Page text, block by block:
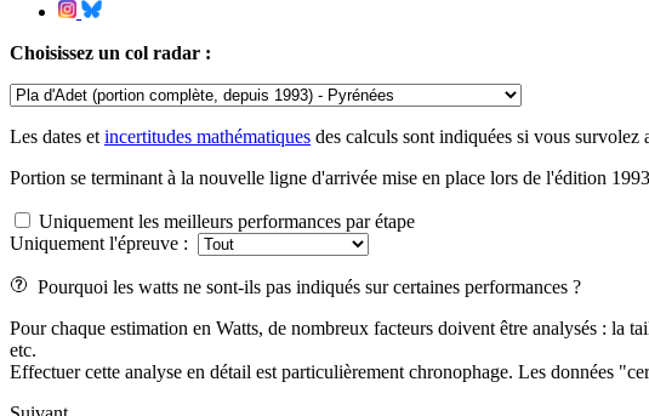
Choisissez un col radar :
Les dates et incertitudes mathématiques des calculs sont indiquées si vous
Portion se terminant à la nouvelle ligne d'arrivée mise en place lors de l'édition
Uniquement les meilleurs performances par étape
Uniquement l'épreuve :
Pourquoi les watts ne sont-ils pas indiqués sur certaines performances ?
Pour chaque estimation en Watts, de nombreux facteurs doivent être analysés : la
etc.
Effectuer cette analyse en détail est particulièrement chronophage. Les données